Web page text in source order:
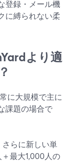
登録・メール機
に縛られない柔
より適
に大規模で主に
課題の場合で
らに新しい単
最大1,000人の